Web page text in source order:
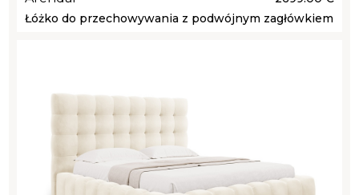
Łóżko do przechowywania z podwójnym zagłówkiem